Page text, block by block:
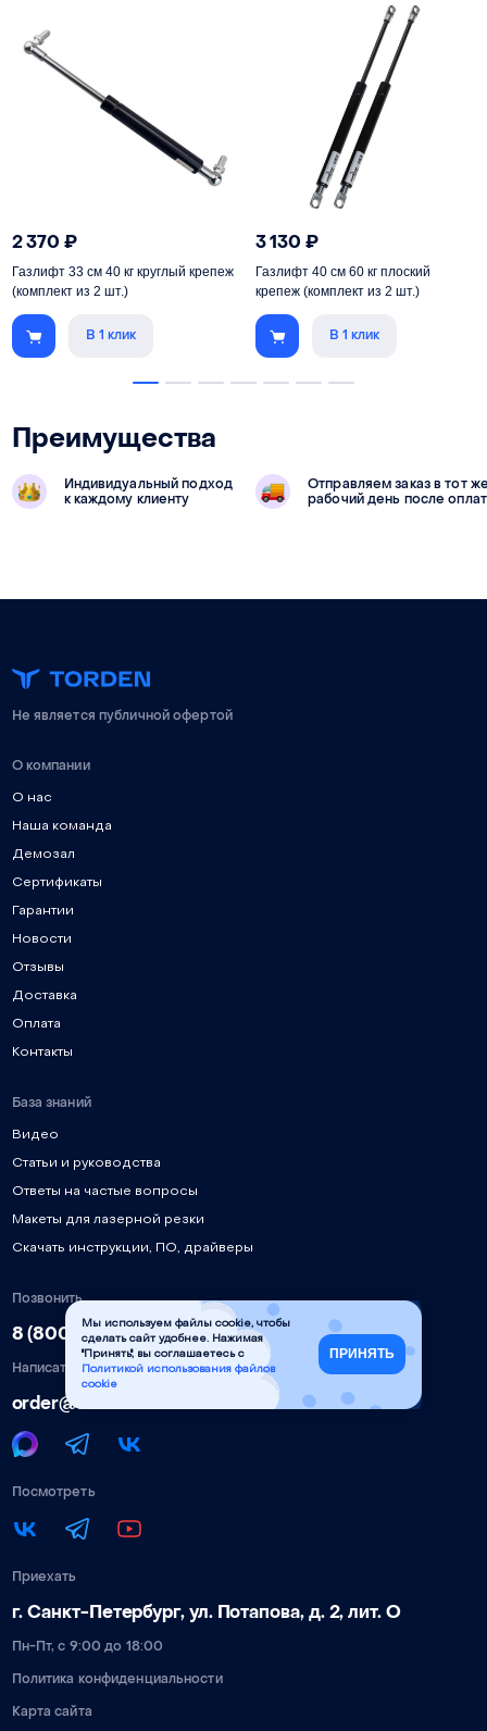
2 370₽
Газлифт 33 см 40 кг круглый крепеж
(комплект из 2 шт.)
В 1 клик
3 130₽
Газлифт 40 см 60 кг плоский
крепеж (комплект из 2 шт.)
В 1 клик
Преимущества
Индивидуальный подход
к каждому клиенту
Отправляем заказ в тот
рабочий день после
Не является публичной офертой
О компании
О нас
Наша команда
Демозал
Сертификаты
Гарантии
Новости
Отзывы
Доставка
Оплата
Контакты
База знаний
Видео
Статьи и руководства
Ответы на частые вопросы
Макеты для лазерной резки
Скачать инструкции, ПО, драйверы
Позвонить
8 (800) 777-90-58
Написать
order@torden.ru
Посмотреть
Приехать
г. Санкт-Петербург, ул. Потапова, д. 2, лит. О
Пн-Пт, с 9:00 до 18:00
Политика конфиденциальности
Карта сайта
Мы используем файлы cookie, чтобы
сделать сайт удобнее. Нажимая
"Принять", вы соглашаетесь с
Политикой использования файлов
cookie
ПРИНЯТЬ